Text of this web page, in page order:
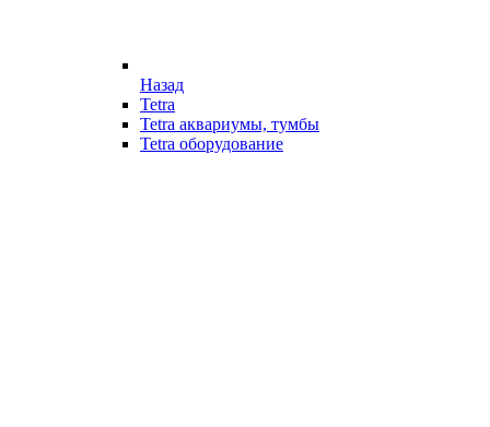
Назад
Tetra
Tetra аквариумы, тумбы
Tetra оборудование